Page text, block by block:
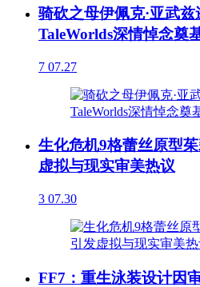
骑砍之母伊佩克·亚武兹
TaleWorlds深情悼念奠
7 07.27
生化危机9格蕾丝原型
虚拟与现实审美热议
3 07.30
FF7：重生泳装设计因